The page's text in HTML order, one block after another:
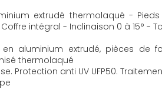
extrudé thermolaqué -
intégral - Inclinaison 0 à 15° -
aluminium extrudé, pièces de
thermolaqué
Protection anti UV UFP50.